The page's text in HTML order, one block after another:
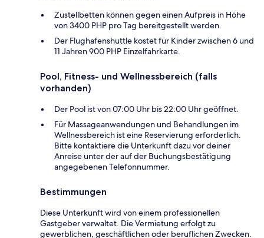
Zustellbetten können gegen einen Aufpreis in Höhe
von 3400 PHP pro Tag bereitgestellt werden.
Der Flughafenshuttle kostet für Kinder zwischen 6 und
11 Jahren 900 PHP Einzelfahrkarte.
Pool, Fitness- und Wellnessbereich (falls
vorhanden)
Der Pool ist von 07:00 Uhr bis 22:00 Uhr geöffnet.
Für Massageanwendungen und Behandlungen im
Wellnessbereich ist eine Reservierung erforderlich.
Bitte kontaktiere die Unterkunft dazu vor deiner
Anreise unter der auf der Buchungsbestätigung
angegebenen Telefonnummer.
Bestimmungen
Diese Unterkunft wird von einem professionellen
Gastgeber verwaltet. Die Vermietung erfolgt zu
gewerblichen, geschäftlichen oder beruflichen Zwecken.